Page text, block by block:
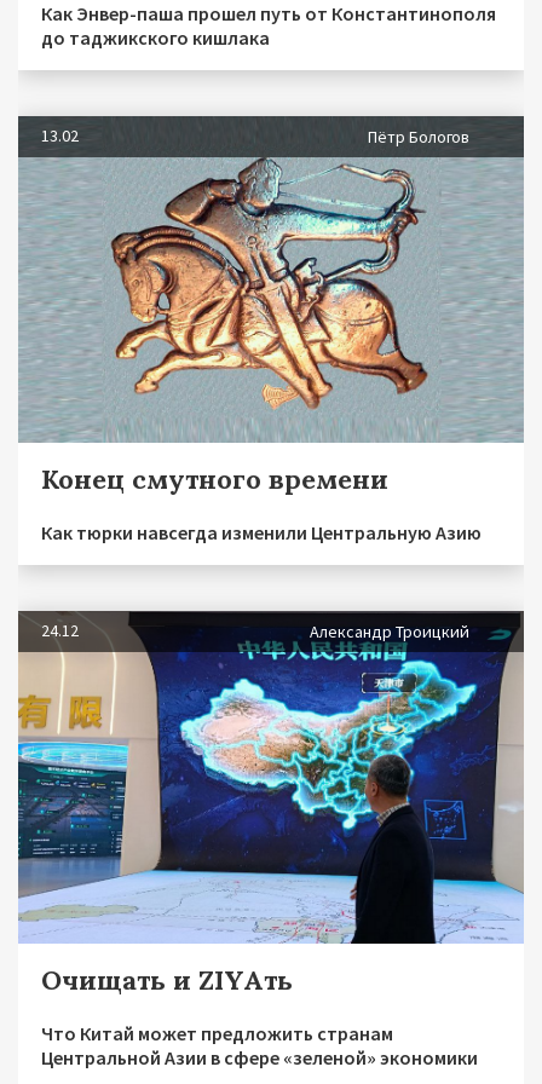
Как Энвер-паша прошел путь от Константинополя
до таджикского кишлака
13.02 Пётр Бологов
Конец смутного времени
Как тюрки навсегда изменили Центральную Азию
24.12 Александр Троицкий
Очищать и ZIYAть
Что Китай может предложить странам
Центральной Азии в сфере «зеленой» экономики